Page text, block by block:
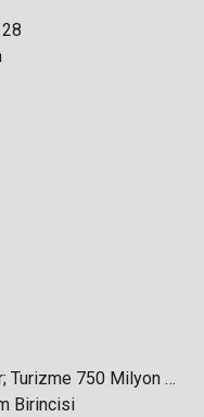
TEN
ile açıldı
Geleceği TIF
yılına ait finansal
Destek Var... Ama Mücadele de Var; Turizme 750 Milyon Dolarlık Destek
Birincisi